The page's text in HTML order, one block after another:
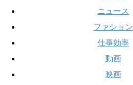
ニュース
ファション
仕事効率
動画
映画